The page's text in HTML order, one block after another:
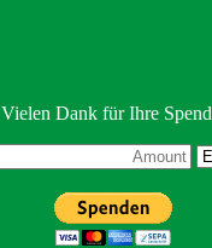
Vielen Dank für Ihre